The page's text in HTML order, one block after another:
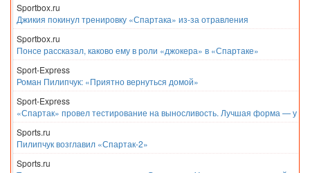
Sportbox.ru
Джикия покинул тренировку «Спартака» из-за отравления
Sportbox.ru
Понсе рассказал, каково ему в роли «джокера» в «Спартаке»
Sport-Express
Роман Пилипчук: «Приятно вернуться домой»
Sport-Express
«Спартак» провел тестирование на выносливость. Лучшая форма — у
Sports.ru
Пилипчук возглавил «Спартак-2»
Sports.ru